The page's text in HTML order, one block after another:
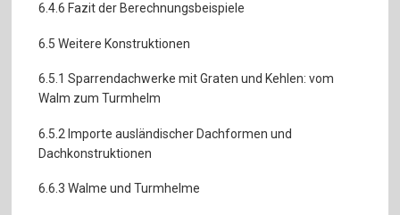
6.4.6 Fazit der Berechnungsbeispiele
6.5 Weitere Konstruktionen
6.5.1 Sparrendachwerke mit Graten und Kehlen: vom
Walm zum Turmhelm
6.5.2 Importe ausländischer Dachformen und
Dachkonstruktionen
6.6.3 Walme und Turmhelme